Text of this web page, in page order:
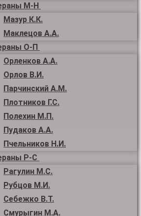
М-Н
Мазур К.К.
Маклецов А.А.
О-П
Орленков А.А.
Орлов В.И.
Парчинский А.М.
Плотников Г.С.
Полехин М.П.
Пудаков А.А.
Пчельников Н.И.
Р-С
Рагулин М.С.
Рубцов М.И.
Себежко В.Т.
Смурыгин М.А.